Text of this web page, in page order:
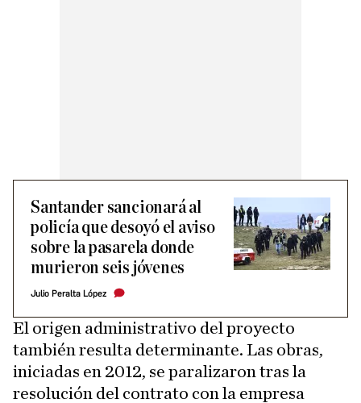
Santander sancionará al
policía que desoyó el aviso
sobre la pasarela donde
murieron seis jóvenes
Julio Peralta López
El origen administrativo del proyecto
también resulta determinante. Las obras,
iniciadas en 2012, se paralizaron tras la
resolución del contrato con la empresa